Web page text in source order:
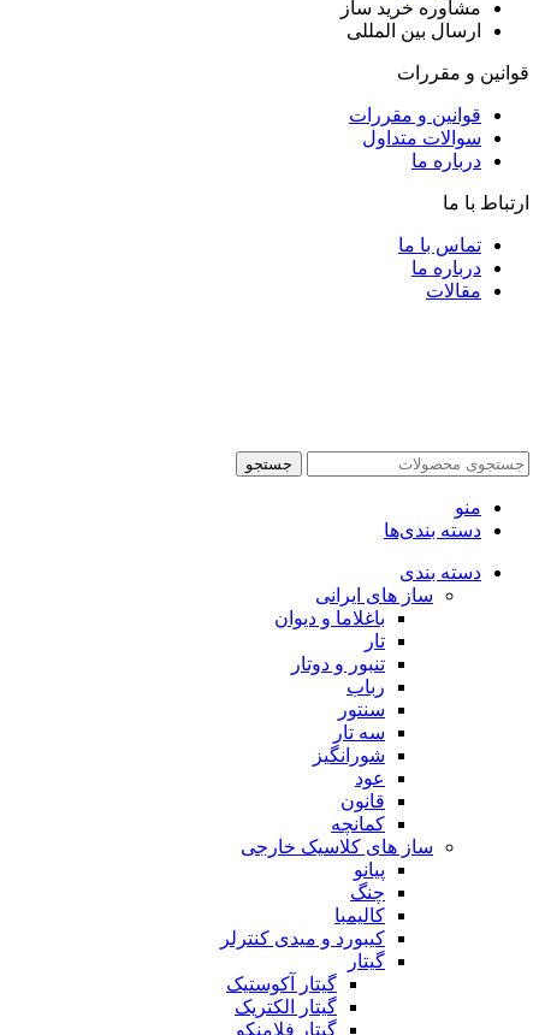
مشاوره خرید ساز
ارسال بین المللی
قوانین و مقررات
قوانین و مقررات
سوالات متداول
درباره ما
ارتباط با ما
تماس با ما
درباره ما
مقالات
جستجو
منو
دسته بندی‌ها
دسته بندی
ساز های ایرانی
باغلاما و دیوان
تار
تنبور و دوتار
رباب
سنتور
سه تار
شورانگیز
عود
قانون
کمانچه
ساز های کلاسیک خارجی
پیانو
چنگ
کالیمبا
کیبورد و میدی کنترلر
گیتار
گیتار آکوستیک
گیتار الکتریک
گیتار فلامنکو